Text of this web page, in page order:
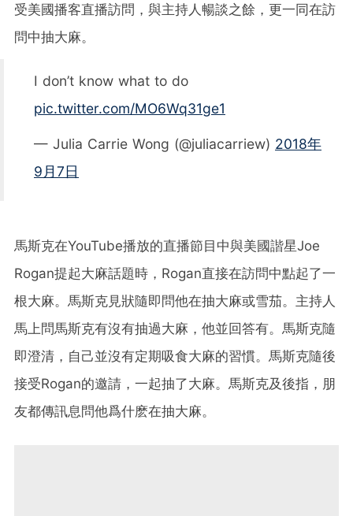
受美國播客直播訪問，與主持人暢談之餘，更一同在訪
問中抽大麻。
I don’t know what to do
pic.twitter.com/MO6Wq31ge1
— Julia Carrie Wong (@juliacarriew) 2018年
9月7日
馬斯克在YouTube播放的直播節目中與美國諧星Joe
Rogan提起大麻話題時，Rogan直接在訪問中點起了一
根大麻。馬斯克見狀隨即問他在抽大麻或雪茄。主持人
馬上問馬斯克有沒有抽過大麻，他並回答有。馬斯克隨
即澄清，自己並沒有定期吸食大麻的習慣。馬斯克隨後
接受Rogan的邀請，一起抽了大麻。馬斯克及後指，朋
友都傳訊息問他爲什麽在抽大麻。